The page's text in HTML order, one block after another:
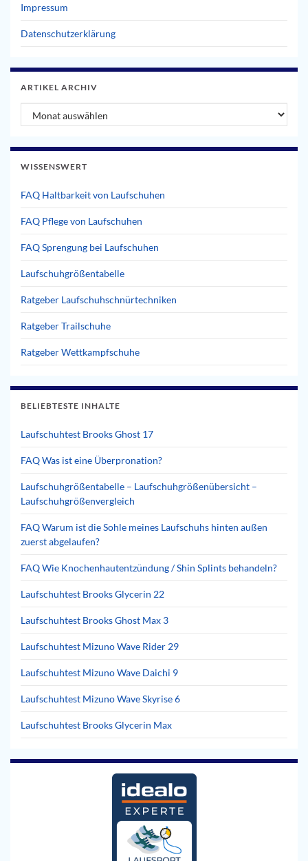
Impressum
Datenschutzerklärung
ARTIKEL ARCHIV
Artikel Archiv
WISSENSWERT
FAQ Haltbarkeit von Laufschuhen
FAQ Pflege von Laufschuhen
FAQ Sprengung bei Laufschuhen
Laufschuhgrößentabelle
Ratgeber Laufschuhschnürtechniken
Ratgeber Trailschuhe
Ratgeber Wettkampfschuhe
BELIEBTESTE INHALTE
Laufschuhtest Brooks Ghost 17
FAQ Was ist eine Überpronation?
Laufschuhgrößentabelle – Laufschuhgrößenübersicht –
Laufschuhgrößenvergleich
FAQ Warum ist die Sohle meines Laufschuhs hinten außen
zuerst abgelaufen?
FAQ Wie Knochenhautentzündung / Shin Splints behandeln?
Laufschuhtest Brooks Glycerin 22
Laufschuhtest Brooks Ghost Max 3
Laufschuhtest Mizuno Wave Rider 29
Laufschuhtest Mizuno Wave Daichi 9
Laufschuhtest Mizuno Wave Skyrise 6
Laufschuhtest Brooks Glycerin Max